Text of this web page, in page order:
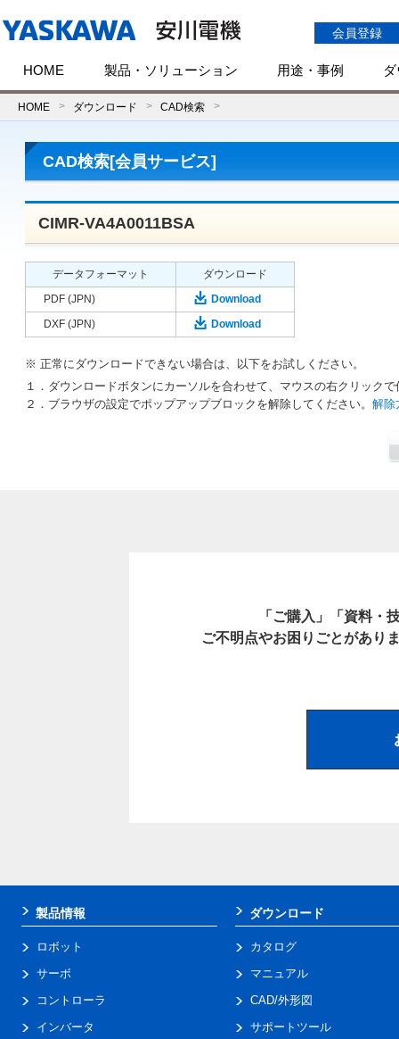
会員登録
HOME 製品・ソリューション 用途・事例
HOME ダウンロード CAD検索
CAD検索[会員サービス]
CIMR-VA4A0011BSA
データフォーマット
ダウンロード
PDF (JPN)
Download
DXF (JPN)
Download
※ 正常にダウンロードできない場合は、以下をお試しください。
１．ダウンロードボタンにカーソルを合わせて、マウスの右クリック
２．ブラウザの設定でポップアップブロックを解除してください。 解除
「ご購入」「資料・
ご不明点やお困りごとがあり
製品情報
ロボット
サーボ
コントローラ
インバータ
ダウンロード
カタログ
マニュアル
CAD/外形図
サポートツール